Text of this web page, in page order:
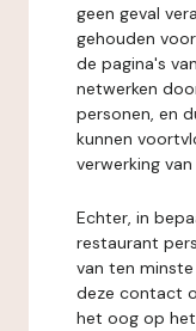
geen geval
gehouden
de pagina's
netwerken
personen, en
kunnen
verwerking
Echter, in
restaurant
van ten
deze contact
het oog op